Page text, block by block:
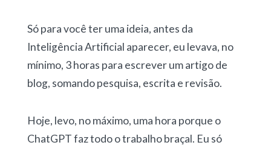
Só para você ter uma ideia, antes da
Inteligência Artificial aparecer, eu levava, no
mínimo, 3 horas para escrever um artigo de
blog, somando pesquisa, escrita e revisão.
Hoje, levo, no máximo, uma hora porque o
ChatGPT faz todo o trabalho braçal. Eu só